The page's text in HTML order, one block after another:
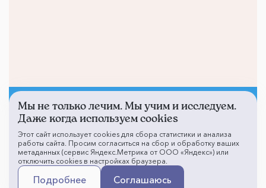
Не смогли записаться к
врачу?
Написать о проблеме
Мы не только лечим. Мы учим и исследуем.
Даже когда используем cookies
Этот сайт использует cookies для сбора статистики и анализа
работы сайта. Просим согласиться на сбор и обработку ваших
метаданных (сервис Яндекс.Метрика от ООО «Яндекс») или
отключить cookies в настройках браузера.
Подробнее Соглашаюсь